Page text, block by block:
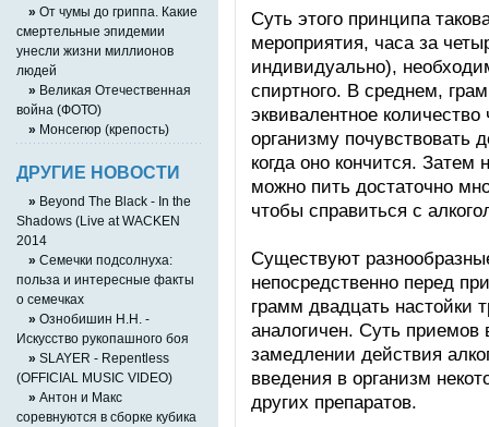
Суть этого принципа
мероприятия, часа за
индивидуально),
спиртного. В среднем,
эквивалентное
организму почувствовать
когда оно кончится. Затем
можно пить достаточно
чтобы справиться с
Существуют
непосредственно перед
грамм двадцать настойки
аналогичен. Суть приемов
замедлении действия
введения в организм
других препаратов.
» От чумы до гриппа. Какие
смертельные эпидемии
унесли жизни миллионов
людей
» Великая Отечественная
война (ФОТО)
» Монсегюр (крепость)
ДРУГИЕ НОВОСТИ
» Beyond The Black - In the
Shadows (Live at WACKEN
2014
» Семечки подсолнуха:
польза и интересные факты
о семечках
» Ознобишин Н.Н. -
Искусство рукопашного боя
» SLAYER - Repentless
(OFFICIAL MUSIC VIDEO)
» Антон и Макс
соревнуются в сборке кубика